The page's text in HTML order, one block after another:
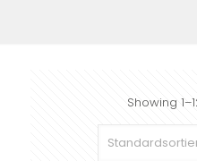
Showing